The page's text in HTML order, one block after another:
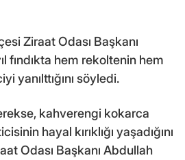
Ziraat Odası Başkanı
fındıkta hem rekoltenin hem
yanılttığını söyledi.
kahverengi kokarca
hayal kırıklığı yaşadığını
Odası Başkanı Abdullah